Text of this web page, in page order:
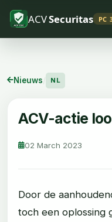
ACVSecuritas PC
Nieuws NL
ACV-actie
02 March 2023
Door de
toch een oplossing